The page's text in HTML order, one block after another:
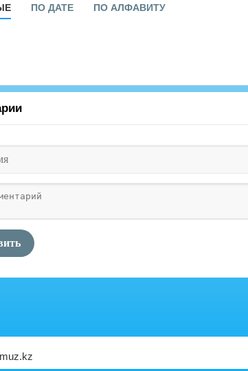
ПО ДАТЕ ПО АЛФАВИТУ